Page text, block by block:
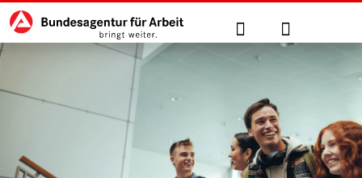
zu den Hauptinhalten springen
Hauptnavigation Suche Anmelden